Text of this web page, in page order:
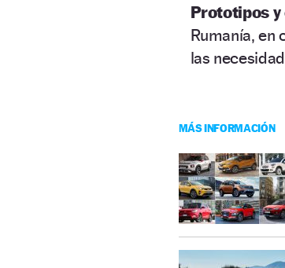
Prototipos y
Rumanía, en
las
MÁS INFORMACIÓN